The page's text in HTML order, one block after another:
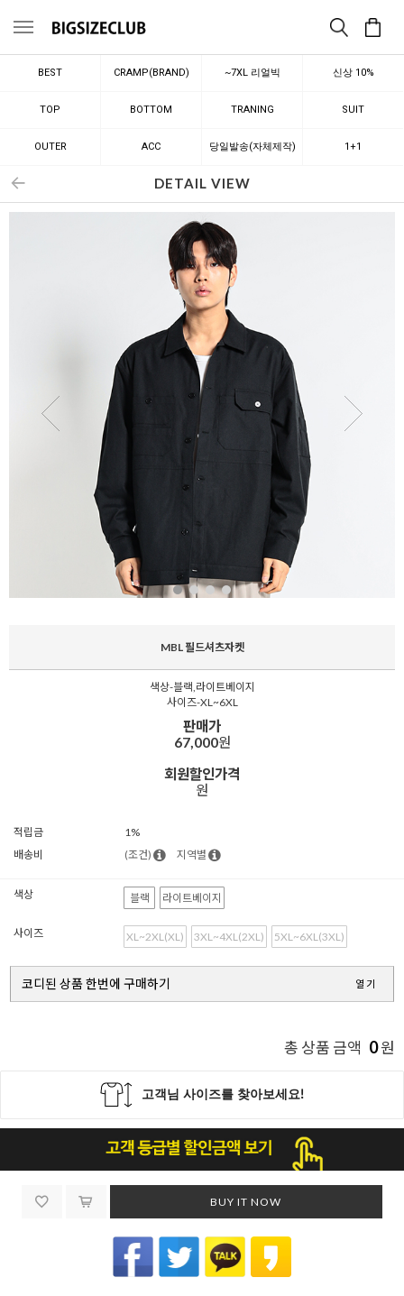
메뉴
BEST CRAMP(BRAND) ~7XL 리얼빅 신상 10%
TOP BOTTOM TRANING SUIT
OUTER ACC 당일발송(자체제작) 1+1
DETAIL VIEW
MBL 필드셔츠자켓
색상-블랙,라이트베이지
사이즈-XL~6XL
판매가
67,000원
회원할인가격
원
적립금
1%
배송비
(조건) 지역별
색상 블랙 라이트베이지
사이즈 XL~2XL(XL) 3XL~4XL(2XL) 5XL~6XL(3XL)
코디된 상품 한번에 구매하기 열기
총 상품 금액 0원
BUY IT NOW